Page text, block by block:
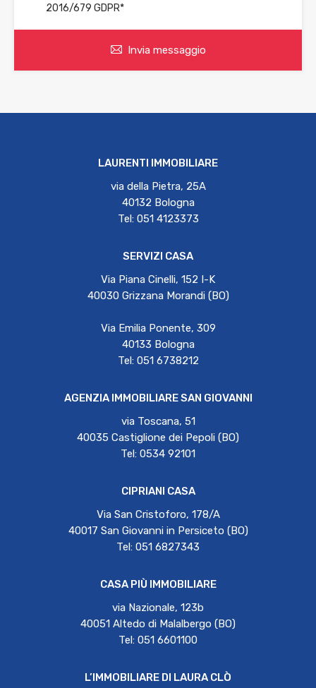
2016/679 GDPR*
Invia messaggio
LAURENTI IMMOBILIARE
via della Pietra, 25A
40132 Bologna
Tel: 051 4123373
SERVIZI CASA
Via Piana Cinelli, 152 I-K
40030 Grizzana Morandi (BO)
Via Emilia Ponente, 309
40133 Bologna
Tel: 051 6738212
AGENZIA IMMOBILIARE SAN GIOVANNI
via Toscana, 51
40035 Castiglione dei Pepoli (BO)
Tel: 0534 92101
CIPRIANI CASA
Via San Cristoforo, 178/A
40017 San Giovanni in Persiceto (BO)
Tel: 051 6827343
CASA PIÙ IMMOBILIARE
via Nazionale, 123b
40051 Altedo di Malalbergo (BO)
Tel: 051 6601100
L’IMMOBILIARE DI LAURA CLÒ